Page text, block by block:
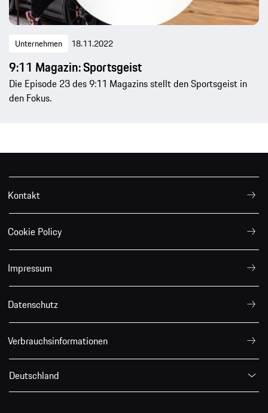
Unternehmen 18.11.2022
9:11 Magazin: Sportsgeist
Die Episode 23 des 9:11 Magazins stellt den Sportsgeist in
den Fokus.
Kontakt
Cookie Policy
Impressum
Datenschutz
Verbrauchsinformationen
Deutschland